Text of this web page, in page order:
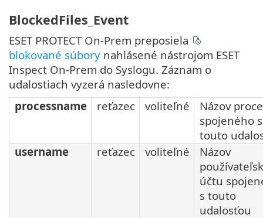
BlockedFiles_Event
ESET PROTECT On-Prem preposiela
blokované súbory nahlásené nástrojom ESET
Inspect On-Prem do Syslogu. Záznam o
udalostiach vyzerá nasledovne:
processname
reťazec voliteľné
Názov
spojeného s
touto
username
reťazec voliteľné
Názov
účtu
s touto
udalosťou